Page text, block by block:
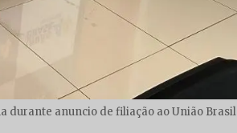
durante anuncio de filiação ao União Brasil